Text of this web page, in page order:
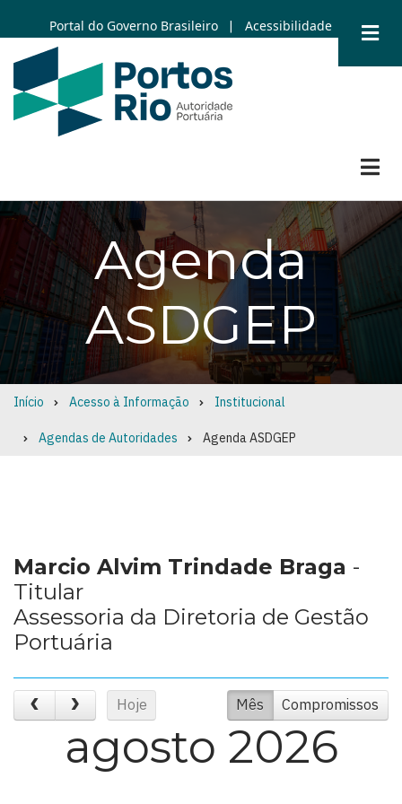
to
main
content
Portal do Governo Brasileiro | Acessibilidade
Agenda
ASDGEP
Breadcrumb
Início Acesso à Informação Institucional
Agendas de Autoridades Agenda ASDGEP
Marcio Alvim Trindade Braga -
Titular
Assessoria da Diretoria de Gestão
Portuária
Hoje Mês Compromissos
agosto 2026